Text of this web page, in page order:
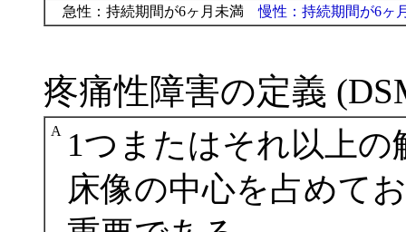
急性：持続期間が6ヶ月未満慢性：持続期間が6ヶ
疼痛性障害の定義
A
1つまたはそれ以上
床像の中心を占めて